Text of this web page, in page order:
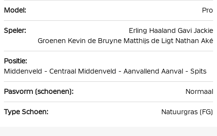
Pro
Erling Haaland Gavi Jackie
Groenen Kevin de Bruyne Matthijs de Ligt Nathan Aké
Middenveld - Centraal Middenveld - Aanvallend Aanval - Spits
Normaal
Natuurgras (FG)